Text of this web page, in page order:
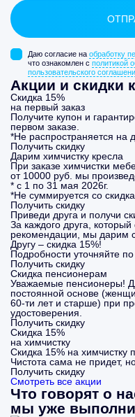
Даю согласие на обработку
что ознакомлен с политикой
пользовательского
Акции и скидки
Скидка 15%
на первый заказ
Получите купон и
первом заказе.
*Не распространяется на
Получить скидку
Дарим химчистку кресла
При заказе химчистки
от 10000 руб. мы
* с 1 по 31 мая 2026г.
*Не суммируется со
Получить скидку
Приведи друга и получи
За каждого друга,
рекомендации, мы дарим
Другу – скидка 15%!
Подробности уточняйте
Получить скидку
Скидка пенсионерам
Уважаемые пенсионеры!
постоянной основе
60-ти лет и старше) при
удостоверения.
Получить скидку
Скидка 15%
на химчистку
Скидка 15% на химчистку
Чистота сама не придет,
Получить скидку
Смотреть все акции
Что говорят о
мы уже